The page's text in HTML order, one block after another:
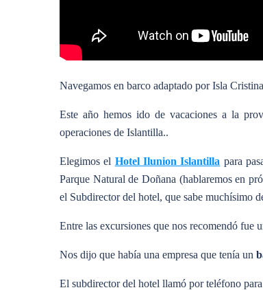
Navegamos en barco adaptado por Isla
Este año hemos ido de vacaciones a la
operaciones de Islantilla..
Elegimos el Hotel Ilunion Islantilla para
Parque Natural de Doñana (hablaremos en
el Subdirector del hotel, que sabe muchísimo
Entre las excursiones que nos recomendó fue
Nos dijo que había una empresa que tenía un
El subdirector del hotel llamó por teléfono